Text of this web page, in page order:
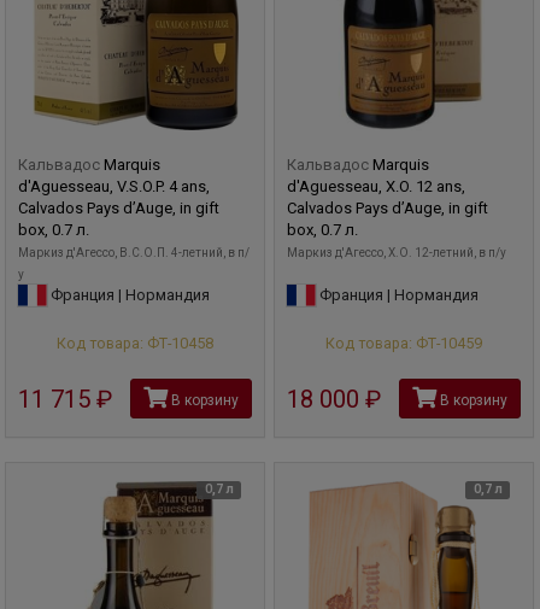
Кальвадос Marquis
d'Aguesseau, V.S.O.P. 4 ans,
Calvados Pays d’Auge, in gift
box, 0.7 л.
Маркиз д'Агессо, В.С.О.П. 4-летний, в п/
у
Франция | Нормандия
Код товара: ФТ-10458
11 715 рубВ корзину
Кальвадос Marquis
d'Aguesseau, X.O. 12 ans,
Calvados Pays d’Auge, in gift
box, 0.7 л.
Маркиз д'Агессо, X.O. 12-летний, в п/у
Франция | Нормандия
Код товара: ФТ-10459
18 000 рубВ корзину
0,7 л 0,7 л